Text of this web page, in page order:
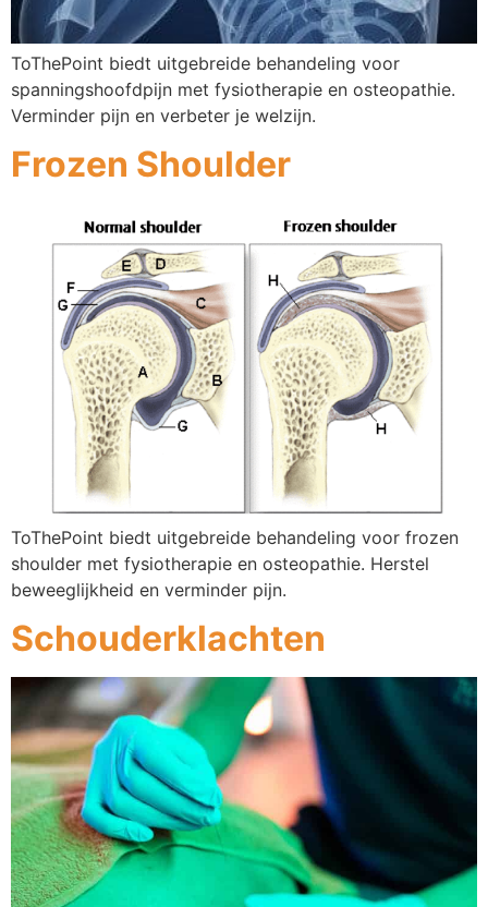
ToThePoint biedt uitgebreide behandeling voor
spanningshoofdpijn met fysiotherapie en osteopathie.
Verminder pijn en verbeter je welzijn.
Frozen Shoulder
ToThePoint biedt uitgebreide behandeling voor frozen
shoulder met fysiotherapie en osteopathie. Herstel
beweeglijkheid en verminder pijn.
Schouderklachten